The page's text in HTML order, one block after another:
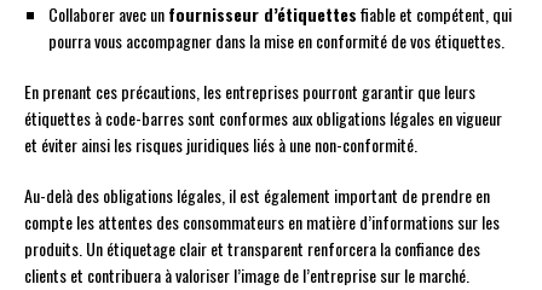
Collaborer avec unfournisseur d’étiquettesfiable et compétent, qui
pourra vous accompagner dans la mise en conformité de vos étiquettes.
En prenant ces précautions, les entreprises pourront garantir que leurs
étiquettes à code-barres sont conformes aux obligations légales en vigueur
et éviter ainsi les risques juridiques liés à une non-conformité.
Au-delà des obligations légales, il est également important de prendre en
compte les attentes des consommateurs en matière d’informations sur les
produits. Un étiquetage clair et transparent renforcera la confiance des
clients et contribuera à valoriser l’image de l’entreprise sur le marché.